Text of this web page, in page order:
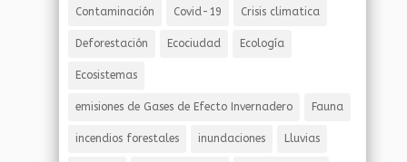
Contaminación Covid-19 Crisis climatica
Deforestación Ecociudad Ecología
Ecosistemas
emisiones de Gases de Efecto Invernadero Fauna
incendios forestales inundaciones Lluvias